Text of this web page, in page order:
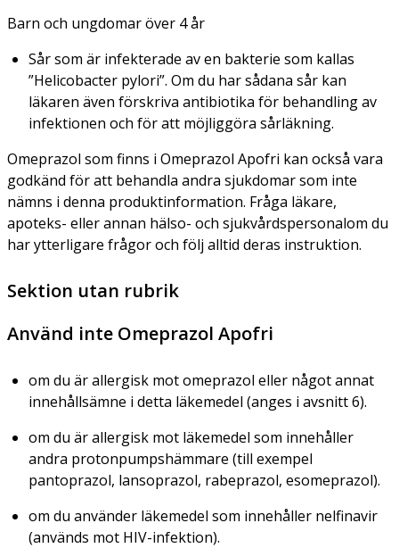
Barn och ungdomar över 4 år
Sår som är infekterade av en bakterie som kallas
”Helicobacter pylori”. Om du har sådana sår kan
läkaren även förskriva antibiotika för behandling av
infektionen och för att möjliggöra sårläkning.
Omeprazol som finns i Omeprazol Apofri kan också vara
godkänd för att behandla andra sjukdomar som inte
nämns i denna produktinformation. Fråga läkare,
apoteks- eller annan hälso- och sjukvårdspersonalom du
har ytterligare frågor och följ alltid deras instruktion.
Sektion utan rubrik
Använd inte Omeprazol Apofri
om du är allergisk mot omeprazol eller något annat
innehållsämne i detta läkemedel (anges i avsnitt 6).
om du är allergisk mot läkemedel som innehåller
andra protonpumpshämmare (till exempel
pantoprazol, lansoprazol, rabeprazol, esomeprazol).
om du använder läkemedel som innehåller nelfinavir
(används mot HIV-infektion).